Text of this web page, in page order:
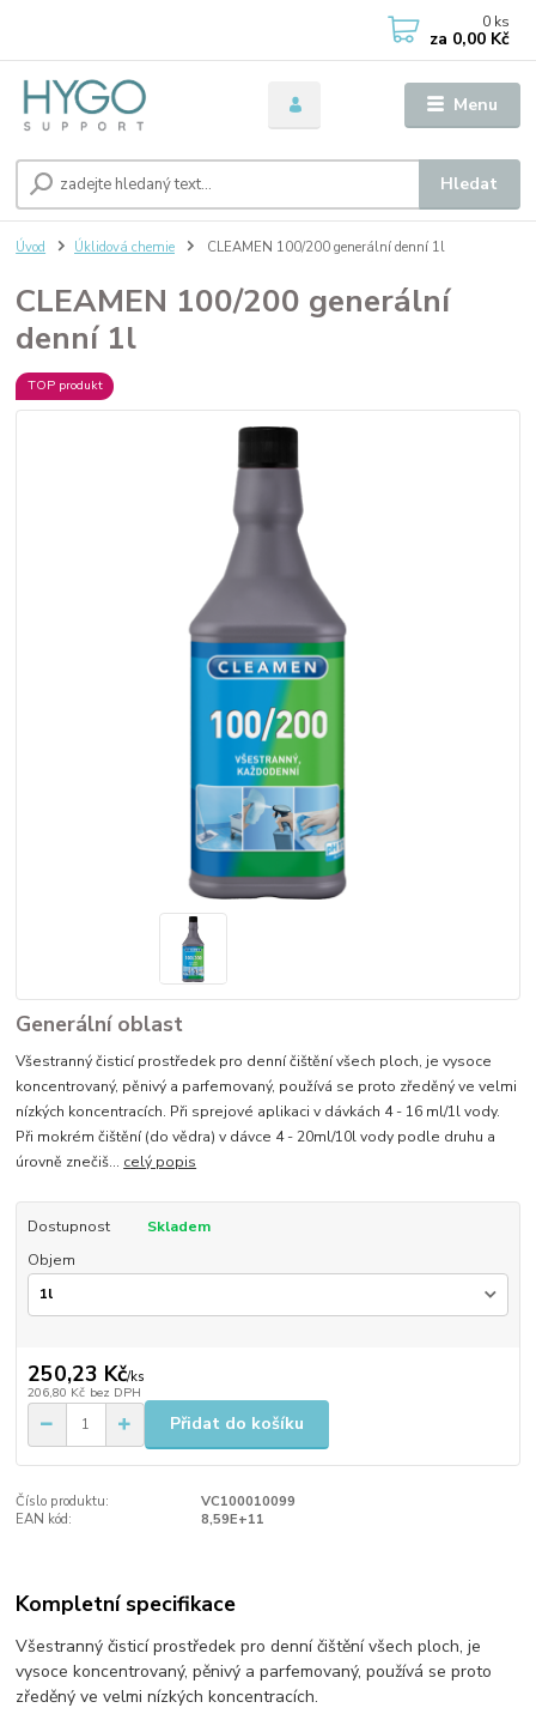
Menu
Hledat
0 ks
za 0,00 Kč
Úvod Úklidová chemie CLEAMEN 100/200 generální denní 1l
CLEAMEN 100/200 generální
denní 1l
TOP produkt
Generální oblast
Všestranný čisticí prostředek pro denní čištění všech ploch, je vysoce
koncentrovaný, pěnivý a parfemovaný, používá se proto zředěný ve velmi
nízkých koncentracích. Při sprejové aplikaci v dávkách 4 - 16 ml/1l vody.
Při mokrém čištění (do vědra) v dávce 4 - 20ml/10l vody podle druhu a
úrovně znečiš... celý popis
Dostupnost
Skladem
Objem
250,23 Kč/ks
206,80 Kč bez DPH
Přidat do košíku
Číslo produktu:
VC100010099
EAN kód:
8,59E+11
Kompletní specifikace
Všestranný čisticí prostředek pro denní čištění všech ploch, je
vysoce koncentrovaný, pěnivý a parfemovaný, používá se proto
zředěný ve velmi nízkých koncentracích.